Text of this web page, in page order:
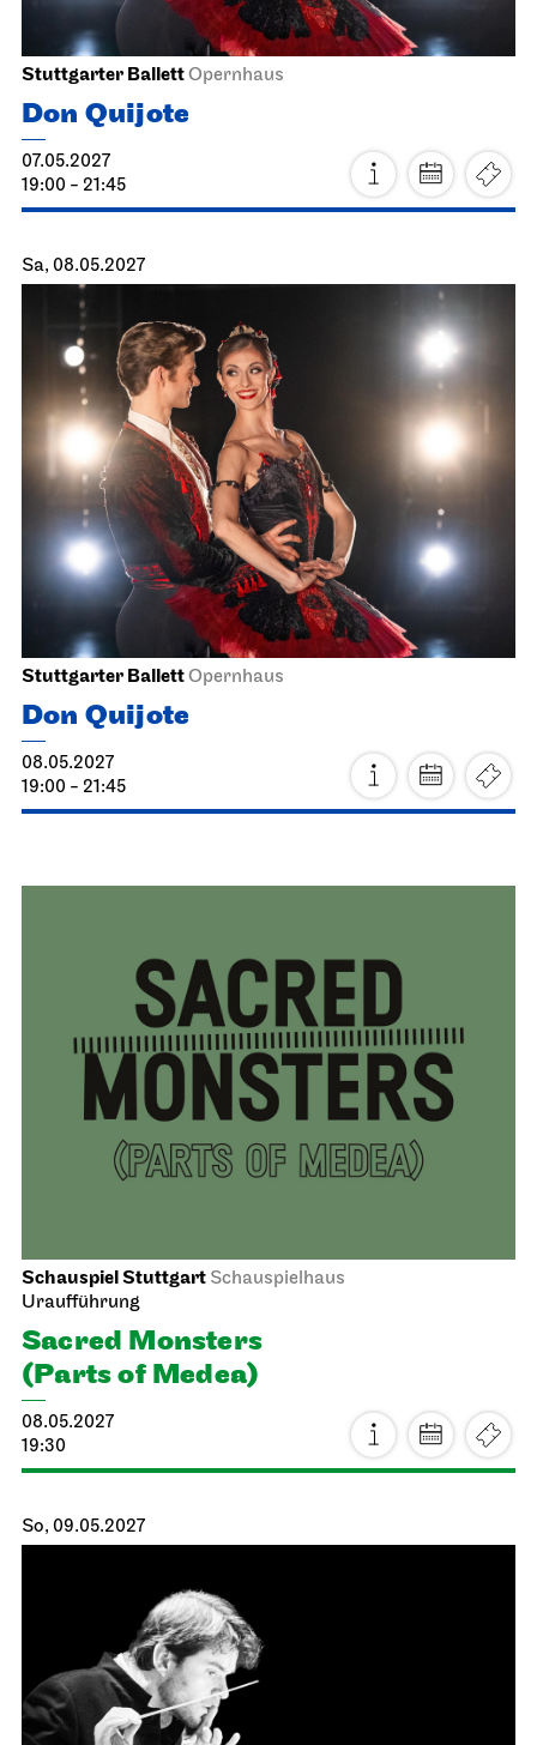
Staatsoper Stuttgart
Zum letzten Mal in dieser Spielzeit, Familienvorstellung
Die drei ??? und das
Spiegelkabinett
17.04.2027
11:00
Staatsoper Stuttgart Opernhaus
17.04.2027
Faust neo
17.04.2027
19:30